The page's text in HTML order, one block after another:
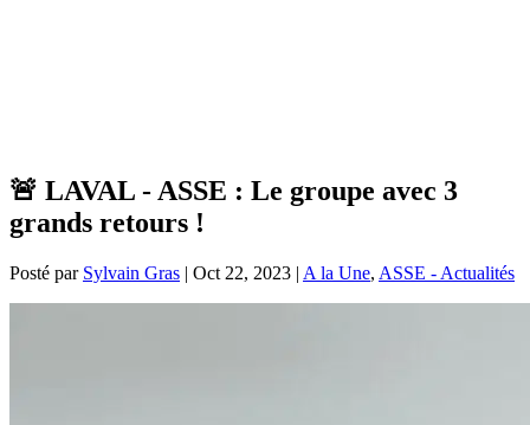
🚨 LAVAL - ASSE : Le groupe avec 3
grands retours !
Posté par Sylvain Gras | Oct 22, 2023 | A la Une, ASSE - Actualités